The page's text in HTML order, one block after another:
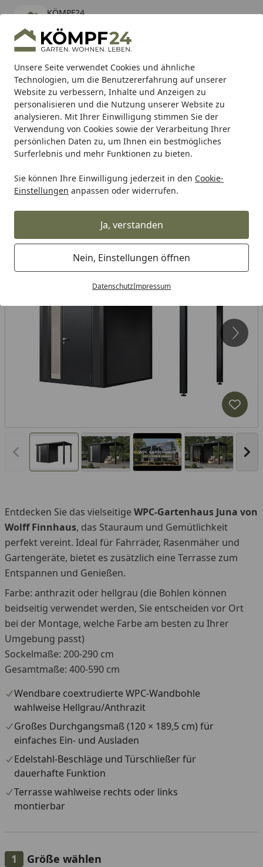
Unsere Seite verwendet Cookies und ähnliche
Technologien, um die Benutzererfahrung auf unserer
Website zu verbessern, Inhalte und Anzeigen zu
personalisieren und die Nutzung unserer Website zu
analysieren. Mit Ihrer Einwilligung stimmen Sie der
Verwendung von Cookies sowie der Verarbeitung Ihrer
persönlichen Daten zu, um Ihnen ein bestmögliches
Surferlebnis und mehr Funktionen zu bieten.
Sie können Ihre Einwilligung jederzeit in den Cookie-
Einstellungen anpassen oder widerrufen.
Ja, verstanden
Nein, Einstellungen öffnen
DatenschutzImpressum
KÖMPF24
kostenlos - Im App Store
Hotline
Alle Produkte
Mein Konto
Suchen
Karibu Pools inkl. gratis Sandfilteranlage & Pool-
Starterset (Gesamtwert bis 468,99€)
Startseite
Alles für den Garten Gartenhaus Gartenhäuser WPC &
Wolff Finnhaus WPC Gartenhaus
Vorheriges Bild anzeigen
Entdecken Sie das vielseitige WPC-Gartenhaus Juna von
Wolff Finnhaus, das Stauraum und Gemütlichkeit
perfekt vereint. Ideal für Fahrräder, Rasenmäher und
Gartengeräte, bietet es zusätzlich eine Terrasse zum
Entspannen und Genießen.
Farbe: anthrazit oder hellgrau (die Bohlen können
beidseitig verwendet werden, Sie entscheiden vor Ort
bei der Montage, welche Farbe am besten zu Ihrer
Umgebung passt)
Sockelmaße: 200-290 cm
Gesamtmaße: 400-590 cm
Wendbare coextrudierte WPC-Wandbohle
wahlweise Hellgrau/Anthrazit
Großes Durchgangsmaß (120 × 189,5 cm) für
einfaches Ein- und Ausladen
Edelstahl-Beschläge und Türschließer für
dauerhafte Funktion
Terrasse wahlweise rechts oder links
montierbar
Größe wählen